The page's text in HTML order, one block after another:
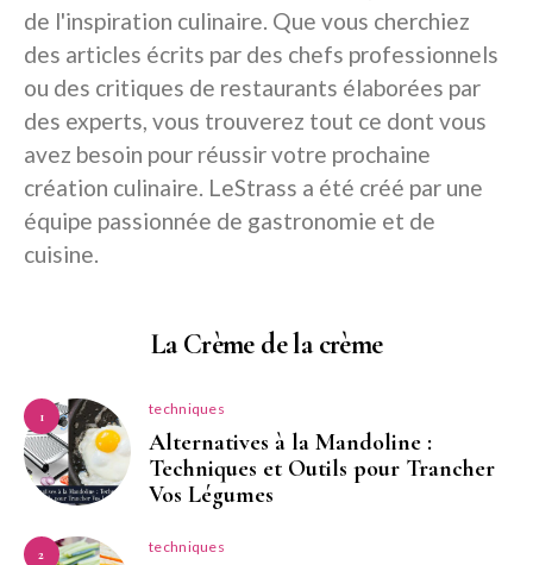
de l'inspiration culinaire. Que vous cherchiez
des articles écrits par des chefs professionnels
ou des critiques de restaurants élaborées par
des experts, vous trouverez tout ce dont vous
avez besoin pour réussir votre prochaine
création culinaire. LeStrass a été créé par une
équipe passionnée de gastronomie et de
cuisine.
La Crème de la crème
1 techniques
Alternatives à la Mandoline :
Techniques et Outils pour Trancher
Vos Légumes
2 techniques